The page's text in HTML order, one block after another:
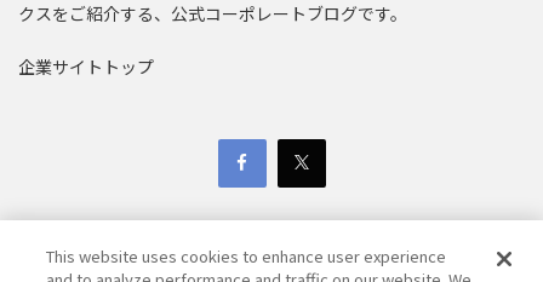
クスをご紹介する、公式コーポレートブログです。
企業サイトトップ
This website uses cookies to enhance user experience